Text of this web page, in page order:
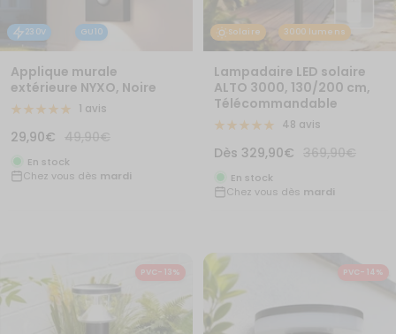
230V GU10
Applique murale
extérieure NYXO, Noire
1 avis
Prix
de
vente
29,90€
Prix
normal
49,90€
En stock
Chez vous dès mardi
Solaire 3000 lumens
Lampadaire LED solaire
ALTO 3000, 130/200 cm,
Télécommandable
48 avis
Prix
de
vente
Dès 329,90€
Prix
369,90€
En stock
Chez vous dès mardi
PVC- 13% PVC- 14%